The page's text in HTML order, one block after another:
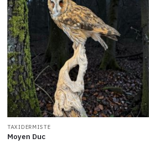
:
TAXIDERMISTE
Moyen Duc